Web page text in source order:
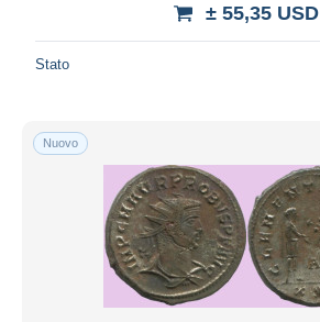
± 55,35 USD
Stato
Nuovo